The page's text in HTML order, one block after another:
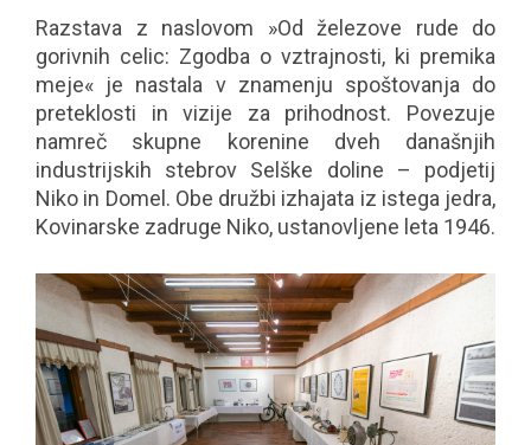
Razstava z naslovom »Od železove rude do
gorivnih celic: Zgodba o vztrajnosti, ki premika
meje« je nastala v znamenju spoštovanja do
preteklosti in vizije za prihodnost. Povezuje
namreč skupne korenine dveh današnjih
industrijskih stebrov Selške doline – podjetij
Niko in Domel. Obe družbi izhajata iz istega jedra,
Kovinarske zadruge Niko, ustanovljene leta 1946.